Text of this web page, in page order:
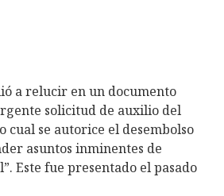
a relucir en un documento
solicitud de auxilio del
se autorice el desembolso
asuntos inminentes de
Este fue presentado el pasado